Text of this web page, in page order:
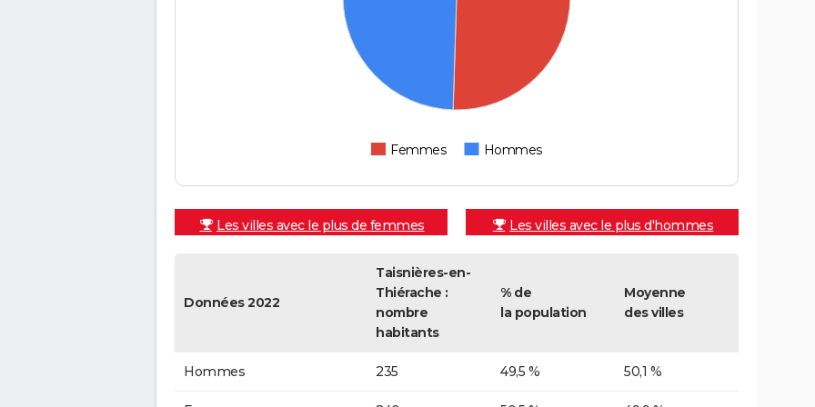
Femmes Hommes
Les villes avec le plus de femmes Les villes avec le plus d'hommes
Données 2022
Taisnières-en-
Thiérache :
nombre
habitants
% de
la population
Moyenne
des villes
Hommes 235 49,5 % 50,1 %